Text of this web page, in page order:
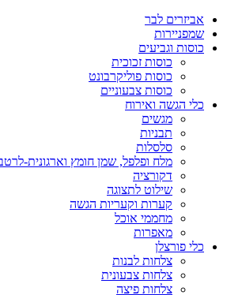
אביזרים לבר
שמפניירות
כוסות וגביעים
כוסות זכוכית
כוסות פוליקרבונט
כוסות צבעוניים
כלי הגשה ואירוח
מגשים
תבניות
סלסלות
מלח ופלפל, שמן חומץ וארגונית-
דקורציה
שילוט לתצוגה
קערות וקעריות הגשה
מחממי אוכל
מאפרות
כלי פורצלן
צלחות לבנות
צלחות צבעונית
צלחות פיצה